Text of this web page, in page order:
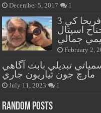
December 5, 2017 1
هزار خان بجاراڻي کي هڪ ۽ فريحا کي 3
اسپتال
جمالي
February 2,
موسمياتي تبديلي بابت آگاهي
مارچ جون تياريون جاري
July 11, 2023 1
Random Posts